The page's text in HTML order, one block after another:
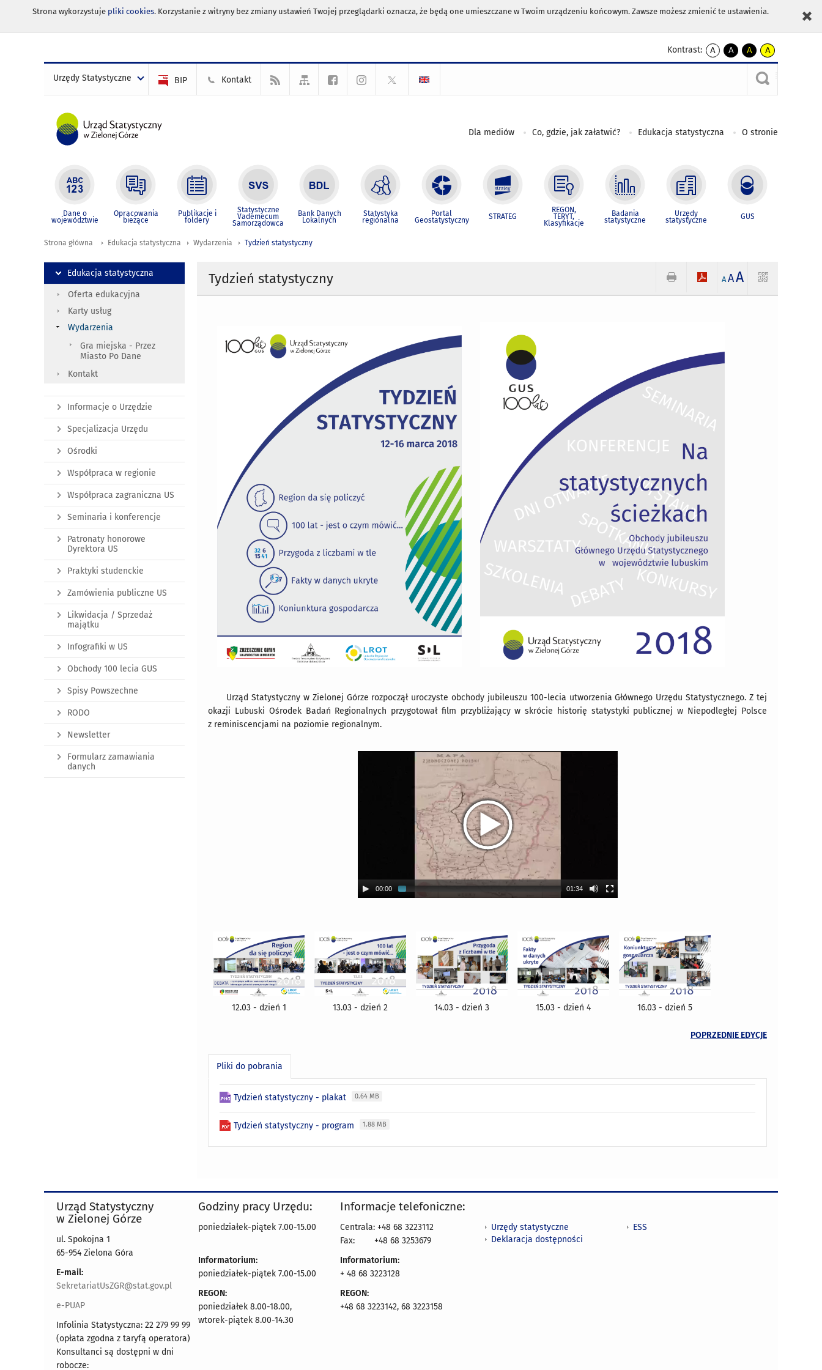
Strona wykorzystuje pliki cookies. Korzystanie z witryny bez zmiany ustawień Twojej przeglądarki oznacza, że będą one umieszczane w Twoim urządzeniu końcowym. Zawsze możesz zmienić te ustawienia.
Kontrast:
A
kontrast
A
kontrast
czarnym
A
kontrast
żółty
tekst
czarnym
A
kontrast
czarny
tekst
żółtym
Urzędy Statystyczne BIP Kontakt
Dla mediów Co, gdzie, jak załatwić? Edukacja statystyczna O stronie
Dane o
województwie
Opracowania
bieżące
Publikacje i
foldery
Statystyczne
Vademecum
Samorządowca
Bank Danych
Lokalnych
Statystyka
regionalna
Portal
Geostatystyczny STRATEG
REGON,
TERYT,
Klasyfikacje
Badania
statystyczne
Urzędy
statystyczne GUS
Strona główna Edukacja statystyczna Wydarzenia Tydzień statystyczny
Tydzień statystyczny A AA
Urząd Statystyczny w Zielonej Górze rozpoczął uroczyste obchody jubileuszu 100-lecia utworzenia Głównego Urzędu Statystycznego. Z tej
okazji Lubuski Ośrodek Badań Regionalnych przygotował film przybliżający w skrócie historię statystyki publicznej w Niepodległej Polsce
z reminiscencjami na poziomie regionalnym.
00:00 01:34
12.03 - dzień 1 13.03 - dzień 2 14.03 - dzień 3 15.03 - dzień 4 16.03 - dzień 5
POPRZEDNIE EDYCJE
Pliki do pobrania
Tydzień statystyczny - plakat 0.64 MB
Tydzień statystyczny - program 1.88 MB
Edukacja statystyczna
Oferta edukacyjna
Karty usług
Wydarzenia
Gra miejska - Przez
Miasto Po Dane
Kontakt
Informacje o Urzędzie
Specjalizacja Urzędu
Ośrodki
Współpraca w regionie
Współpraca zagraniczna US
Seminaria i konferencje
Patronaty honorowe
Dyrektora US
Praktyki studenckie
Zamówienia publiczne US
Likwidacja / Sprzedaż
majątku
Infografiki w US
Obchody 100 lecia GUS
Spisy Powszechne
RODO
Newsletter
Formularz zamawiania
danych
Urząd Statystyczny
w Zielonej Górze
ul. Spokojna 1
65-954 Zielona Góra
E-mail:
SekretariatUsZGR@stat.gov.pl
e-PUAP
Infolinia Statystyczna: 22 279 99 99
(opłata zgodna z taryfą operatora)
Konsultanci są dostępni w dni
robocze:
Godziny pracy Urzędu:
poniedziałek-piątek 7.00-15.00
Informatorium:
poniedziałek-piątek 7.00-15.00
REGON:
poniedziałek 8.00-18.00,
wtorek-piątek 8.00-14.30
Informacje telefoniczne:
Centrala: +48 68 3223112
Fax:
+48 68 3253679
Informatorium:
+ 48 68 3223128
REGON:
+48 68 3223142, 68 3223158
Urzędy statystyczne
Deklaracja dostępności
ESS